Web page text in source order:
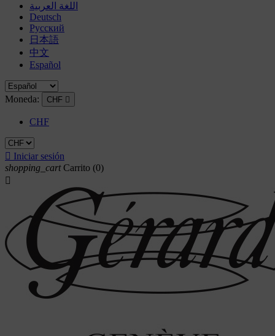
اللغة العربية
Deutsch
Русский
日本語
中文
Español
Moneda: CHF 
CHF
 Iniciar sesión
shopping_cart Carrito (0)
